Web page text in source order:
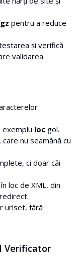
pentru a reduce
și verifică
validarea.
loc gol.
nu seamănă cu
ci doar căi
loc de XML, din
urlset, fără
Verificator